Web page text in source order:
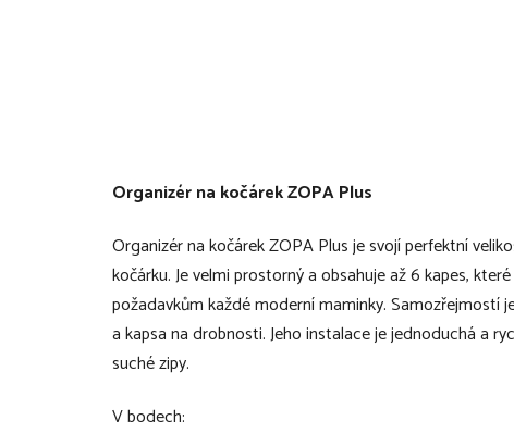
Organizér na kočárek ZOPA Plus
Organizér na kočárek ZOPA Plus je svojí perfektní
kočárku. Je velmi prostorný a obsahuje až 6 kapes,
požadavkům každé moderní maminky. Samozřejmostí
a kapsa na drobnosti. Jeho instalace je jednoduchá a
suché zipy.
V bodech: